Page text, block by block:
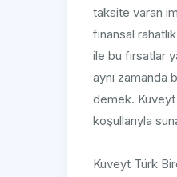
taksite varan
finansal
ile bu fırsatlar
aynı zamanda
demek.
koşullarıyla
Kuveyt Türk